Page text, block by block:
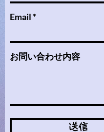
Email
お問い合わせ内容
送信